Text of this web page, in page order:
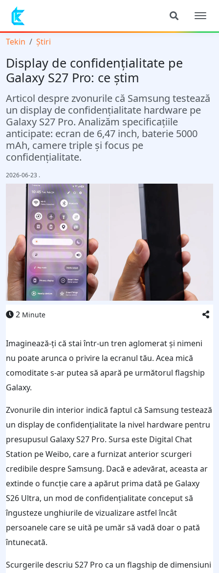
Tekin Știri
Display de confidențialitate pe
Galaxy S27 Pro: ce știm
Articol despre zvonurile că Samsung testează
un display de confidențialitate hardware pe
Galaxy S27 Pro. Analizăm specificațiile
anticipate: ecran de 6,47 inch, baterie 5000
mAh, camere triple și focus pe
confidențialitate.
2026-06-23 .
2 Minute
Imaginează-ți că stai într-un tren aglomerat și nimeni
nu poate arunca o privire la ecranul tău. Acea mică
comoditate s-ar putea să apară pe următorul flagship
Galaxy.
Zvonurile din interior indică faptul că Samsung testează
un display de confidențialitate la nivel hardware pentru
presupusul Galaxy S27 Pro. Sursa este Digital Chat
Station pe Weibo, care a furnizat anterior scurgeri
credibile despre Samsung. Dacă e adevărat, aceasta ar
extinde o funcție care a apărut prima dată pe Galaxy
S26 Ultra, un mod de confidențialitate conceput să
îngusteze unghiurile de vizualizare astfel încât
persoanele care se uită pe umăr să vadă doar o pată
întunecată.
Scurgerile descriu S27 Pro ca un flagship de dimensiuni